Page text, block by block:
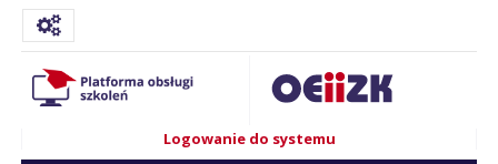
Logowanie do systemu